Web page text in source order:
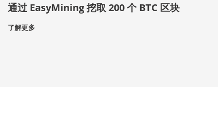
通过 EasyMining 挖取 200 个 BTC 区块
了解更多